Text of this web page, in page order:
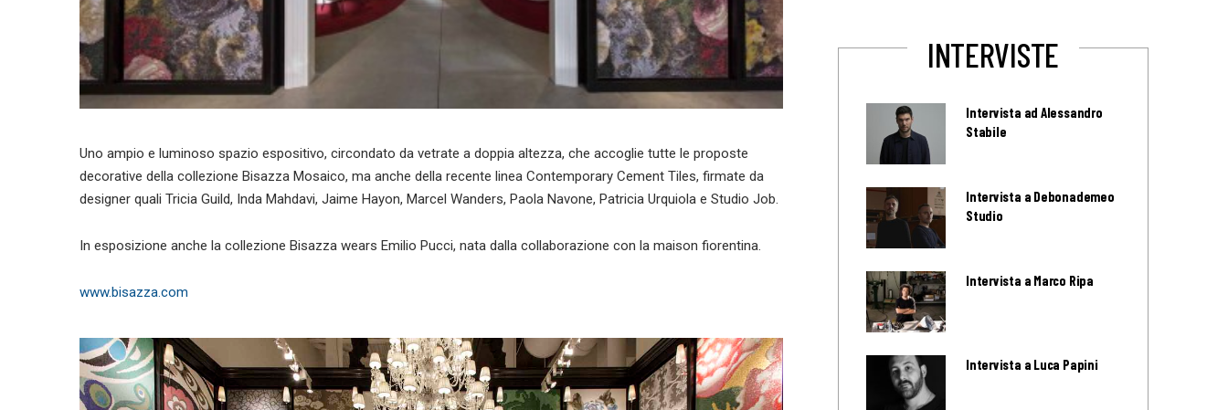
Uno ampio e luminoso spazio espositivo, circondato da vetrate a doppia altezza, che accoglie tutte le proposte
decorative della collezione Bisazza Mosaico, ma anche della recente linea Contemporary Cement Tiles, firmate da
designer quali Tricia Guild, Inda Mahdavi, Jaime Hayon, Marcel Wanders, Paola Navone, Patricia Urquiola e Studio Job.
In esposizione anche la collezione Bisazza wears Emilio Pucci, nata dalla collaborazione con la maison fiorentina.
www.bisazza.com
INTERVISTE
Intervista ad Alessandro
Stabile
Intervista a Debonademeo
Studio
Intervista a Marco Ripa
Intervista a Luca Papini